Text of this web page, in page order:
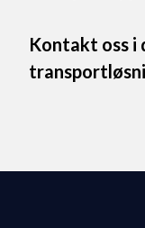
Kontakt oss i